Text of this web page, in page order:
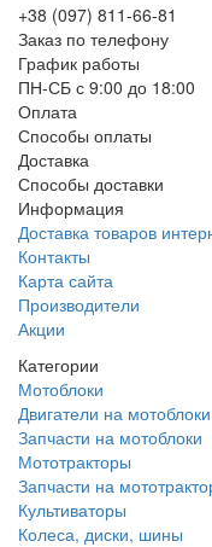
+38 (097) 811-66-81
Заказ по телефону
График работы
ПН-СБ с 9:00 до 18:00
Оплата
Способы оплаты
Доставка
Способы доставки
Информация
Доставка товаров
Контакты
Карта сайта
Производители
Акции
Категории
Мотоблоки
Двигатели на мотоблоки
Запчасти на мотоблоки
Мототракторы
Запчасти на
Культиваторы
Колеса, диски, шины